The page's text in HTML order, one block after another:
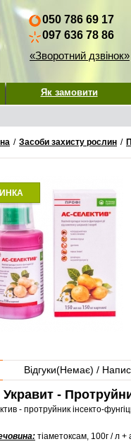
050 786 69 17
097 636 78 86
«Зворотний дзвінок»
Як замовити
/ Засоби захисту рослин /
Відгуки(Немає) /
-
- протруйник інсекто-
тіаметоксам, 100г / л +